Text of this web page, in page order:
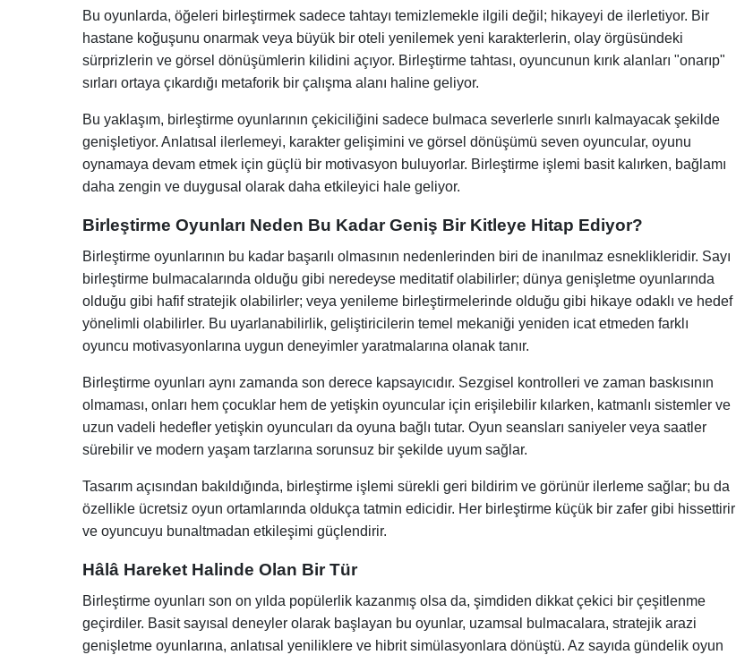
Bu oyunlarda, öğeleri birleştirmek sadece tahtayı temizlemekle ilgili değil; hikayeyi de ilerletiyor. Bir
hastane koğuşunu onarmak veya büyük bir oteli yenilemek yeni karakterlerin, olay örgüsündeki
sürprizlerin ve görsel dönüşümlerin kilidini açıyor. Birleştirme tahtası, oyuncunun kırık alanları "onarıp"
sırları ortaya çıkardığı metaforik bir çalışma alanı haline geliyor.
Bu yaklaşım, birleştirme oyunlarının çekiciliğini sadece bulmaca severlerle sınırlı kalmayacak şekilde
genişletiyor. Anlatısal ilerlemeyi, karakter gelişimini ve görsel dönüşümü seven oyuncular, oyunu
oynamaya devam etmek için güçlü bir motivasyon buluyorlar. Birleştirme işlemi basit kalırken, bağlamı
daha zengin ve duygusal olarak daha etkileyici hale geliyor.
Birleştirme Oyunları Neden Bu Kadar Geniş Bir Kitleye Hitap Ediyor?
Birleştirme oyunlarının bu kadar başarılı olmasının nedenlerinden biri de inanılmaz esneklikleridir. Sayı
birleştirme bulmacalarında olduğu gibi neredeyse meditatif olabilirler; dünya genişletme oyunlarında
olduğu gibi hafif stratejik olabilirler; veya yenileme birleştirmelerinde olduğu gibi hikaye odaklı ve hedef
yönelimli olabilirler. Bu uyarlanabilirlik, geliştiricilerin temel mekaniği yeniden icat etmeden farklı
oyuncu motivasyonlarına uygun deneyimler yaratmalarına olanak tanır.
Birleştirme oyunları aynı zamanda son derece kapsayıcıdır. Sezgisel kontrolleri ve zaman baskısının
olmaması, onları hem çocuklar hem de yetişkin oyuncular için erişilebilir kılarken, katmanlı sistemler ve
uzun vadeli hedefler yetişkin oyuncuları da oyuna bağlı tutar. Oyun seansları saniyeler veya saatler
sürebilir ve modern yaşam tarzlarına sorunsuz bir şekilde uyum sağlar.
Tasarım açısından bakıldığında, birleştirme işlemi sürekli geri bildirim ve görünür ilerleme sağlar; bu da
özellikle ücretsiz oyun ortamlarında oldukça tatmin edicidir. Her birleştirme küçük bir zafer gibi hissettirir
ve oyuncuyu bunaltmadan etkileşimi güçlendirir.
Hâlâ Hareket Halinde Olan Bir Tür
Birleştirme oyunları son on yılda popülerlik kazanmış olsa da, şimdiden dikkat çekici bir çeşitlenme
geçirdiler. Basit sayısal deneyler olarak başlayan bu oyunlar, uzamsal bulmacalara, stratejik arazi
genişletme oyunlarına, anlatısal yeniliklere ve hibrit simülasyonlara dönüştü. Az sayıda gündelik oyun